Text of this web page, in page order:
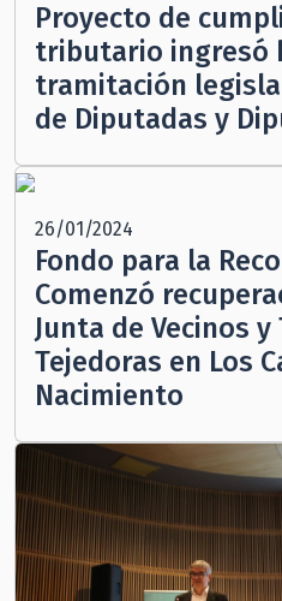
Proyecto de
tributario ingresó
tramitación
de Diputadas y
26/01/2024
Fondo para la
Comenzó
Junta de Vecinos y
Tejedoras en Los
Nacimiento